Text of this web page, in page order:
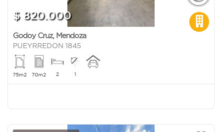
$ 820.000
Godoy Cruz, Mendoza
PUEYRREDON 1845
75m2 70m2 2 1